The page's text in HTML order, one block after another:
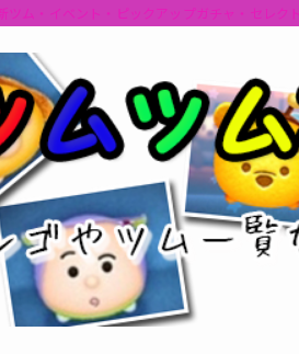
ツム・イベント・ピックアップガチャ・セレ